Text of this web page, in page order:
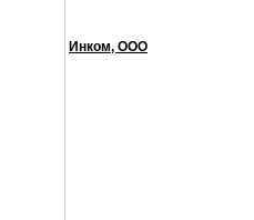
Инком, ООО